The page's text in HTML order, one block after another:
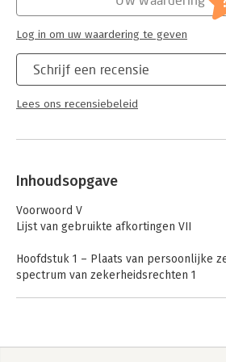
fiducaire
Serie:
Ars Aequi Cahiers
Schrijf een recensie
Lees ons recensiebeleid
Log in om uw waardering te geven
Inhoudsopgave
Voorwoord V
Lijst van gebruikte afkortingen VII
Hoofdstuk 1 – Plaats van persoonlijke
spectrum van zekerheidsrechten 1